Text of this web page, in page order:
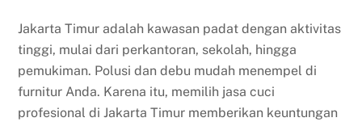
Jakarta Timur adalah kawasan padat dengan aktivitas
tinggi, mulai dari perkantoran, sekolah, hingga
pemukiman. Polusi dan debu mudah menempel di
furnitur Anda. Karena itu, memilih jasa cuci
profesional di Jakarta Timur memberikan keuntungan